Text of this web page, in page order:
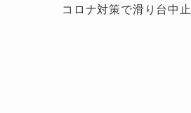
コロナ対策で滑り台中止